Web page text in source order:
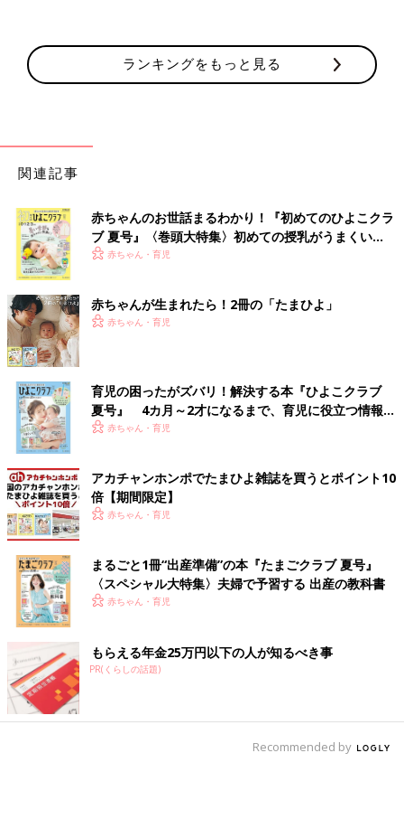
ランキングをもっと見る
関連記事
赤ちゃんのお世話まるわかり！『初めてのひよこクラ
ブ 夏号』〈巻頭大特集〉初めての授乳がうまくい
く！ おっぱい・ミルクの基本と夏のトラブル 解決テ
赤ちゃん・育児
赤ちゃんが生まれたら！2冊の「たまひよ」
赤ちゃん・育児
育児の困ったがズバリ！解決する本『ひよこクラブ
夏号』 4カ月～2才になるまで、育児に役立つ情報が
いっぱい！
赤ちゃん・育児
アカチャンホンポでたまひよ雑誌を買うとポイント10
倍【期間限定】
赤ちゃん・育児
まるごと1冊“出産準備”の本『たまごクラブ 夏号』
〈スペシャル大特集〉夫婦で予習する 出産の教科書
赤ちゃん・育児
もらえる年金25万円以下の人が知るべき事
PR(くらしの話題)
Recommended by